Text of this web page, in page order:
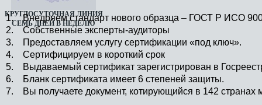
КРУГЛОСУТОЧНАЯ ЛИНИЯ
СЕМЬ ДНЕЙ В НЕДЕЛЮ
1. Внедряем стандарт нового образца – ГОСТ Р ИСО
2. Собственные эксперты-аудиторы
3. Предоставляем услугу сертификации «под ключ».
4. Сертифицируем в короткий срок
5. Выдаваемый сертификат зарегистрирован в
6. Бланк сертификата имеет 6 степеней защиты.
7. Вы получаете документ, котирующийся в 142 странах